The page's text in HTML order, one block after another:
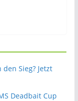
Sieg? Jetzt
Deadbait Cup